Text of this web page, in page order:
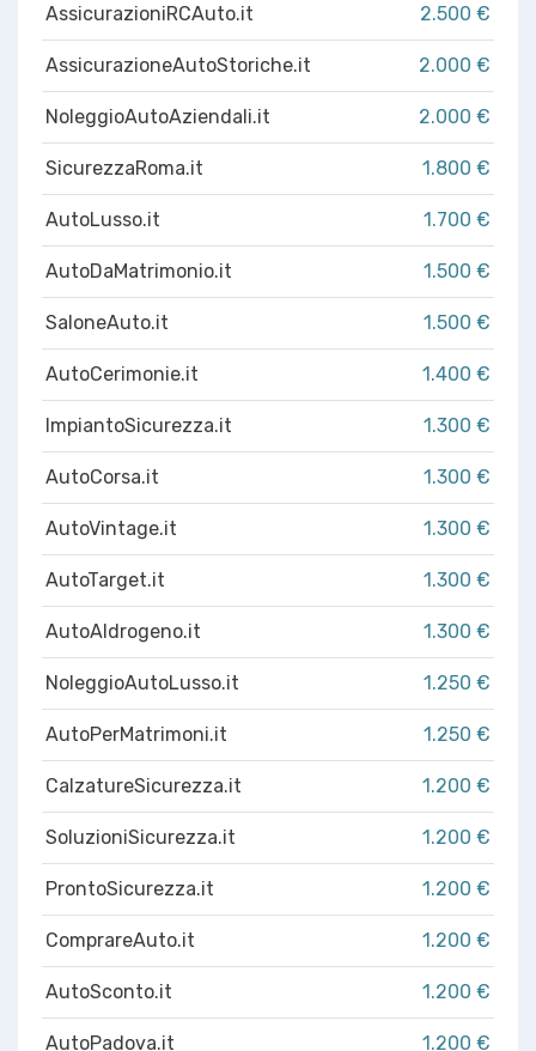
AssicurazioniRCAuto.it 2.500 €
AssicurazioneAutoStoriche.it 2.000 €
NoleggioAutoAziendali.it 2.000 €
SicurezzaRoma.it 1.800 €
AutoLusso.it 1.700 €
AutoDaMatrimonio.it 1.500 €
SaloneAuto.it 1.500 €
AutoCerimonie.it 1.400 €
ImpiantoSicurezza.it 1.300 €
AutoCorsa.it 1.300 €
AutoVintage.it 1.300 €
AutoTarget.it 1.300 €
AutoAIdrogeno.it 1.300 €
NoleggioAutoLusso.it 1.250 €
AutoPerMatrimoni.it 1.250 €
CalzatureSicurezza.it 1.200 €
SoluzioniSicurezza.it 1.200 €
ProntoSicurezza.it 1.200 €
ComprareAuto.it 1.200 €
AutoSconto.it 1.200 €
AutoPadova.it 1.200 €